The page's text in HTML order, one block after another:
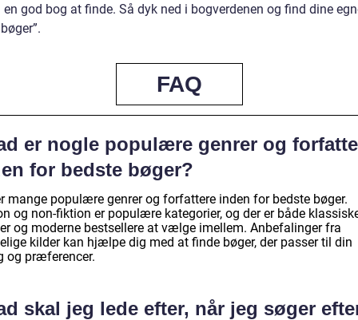
god bog at finde. Så dyk ned i bogverdenen og find dine
FAQ
er nogle populære genrer og
for bedste bøger?
mange populære genrer og forfattere inden for bedste bøger.
og non-fiktion er populære kategorier, og der er både
og moderne bestsellere at vælge imellem. Anbefalinger fra
kilder kan hjælpe dig med at finde bøger, der passer til din
og præferencer.
skal jeg lede efter, når jeg søger